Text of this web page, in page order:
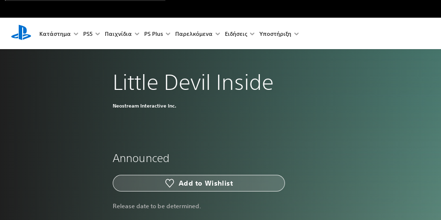
Κατάστημα PS5 Παιχνίδια PS Plus Παρελκόμενα Ειδήσεις Υποστήριξη
Little Devil Inside
Neostream Interactive Inc.
Announced
Add to Wishlist
Release date to be determined.